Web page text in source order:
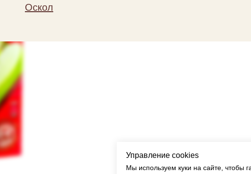
Оскол
Управление cookies
Мы используем куки на сайте, чтобы